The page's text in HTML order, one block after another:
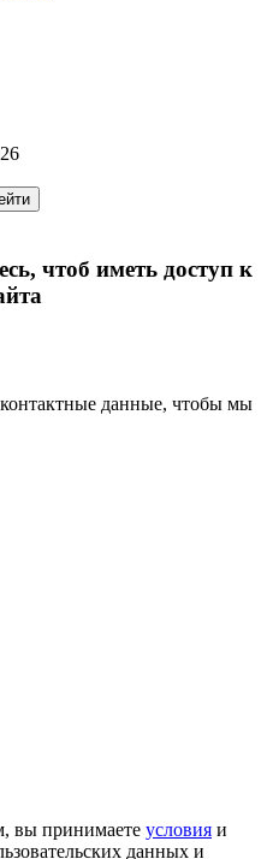
чтоб иметь доступ к
данные, чтобы мы
вы принимаете условия и
данных и